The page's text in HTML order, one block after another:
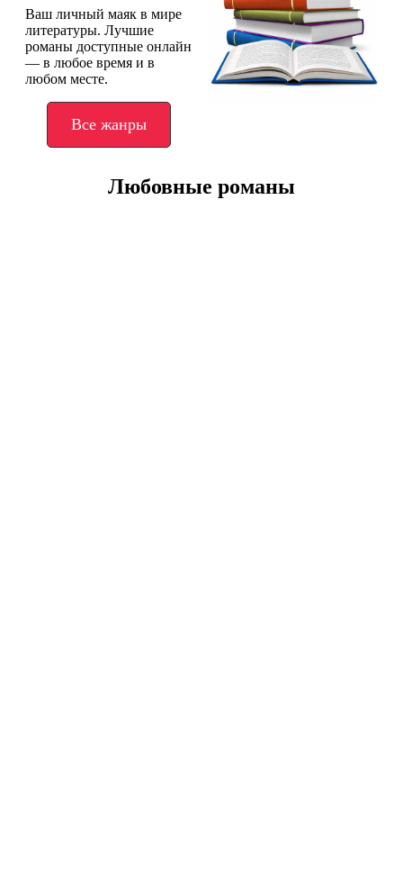
Ваш личный маяк в мире
литературы. Лучшие
романы доступные онлайн
— в любое время и в
любом месте.
Все жанры
Любовные романы